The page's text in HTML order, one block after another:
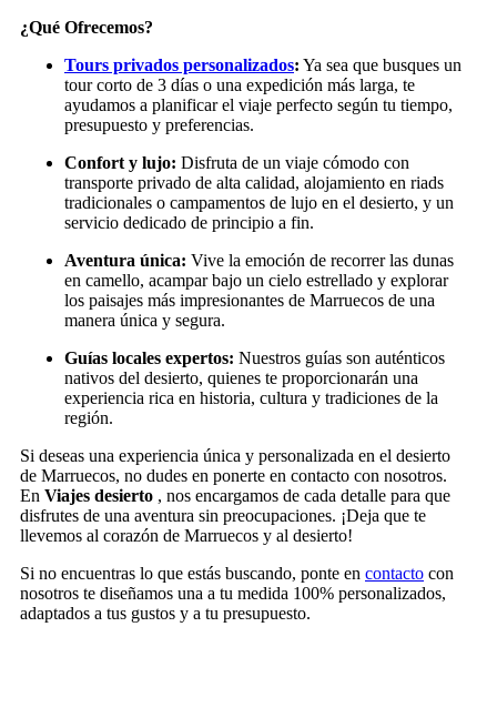
¿Qué Ofrecemos?
Tours privados personalizados: Ya sea que busques un
tour corto de 3 días o una expedición más larga, te
ayudamos a planificar el viaje perfecto según tu tiempo,
presupuesto y preferencias.
Confort y lujo: Disfruta de un viaje cómodo con
transporte privado de alta calidad, alojamiento en riads
tradicionales o campamentos de lujo en el desierto, y un
servicio dedicado de principio a fin.
Aventura única: Vive la emoción de recorrer las dunas
en camello, acampar bajo un cielo estrellado y explorar
los paisajes más impresionantes de Marruecos de una
manera única y segura.
Guías locales expertos: Nuestros guías son auténticos
nativos del desierto, quienes te proporcionarán una
experiencia rica en historia, cultura y tradiciones de la
región.
Si deseas una experiencia única y personalizada en el desierto
de Marruecos, no dudes en ponerte en contacto con nosotros.
En Viajes desierto , nos encargamos de cada detalle para que
disfrutes de una aventura sin preocupaciones. ¡Deja que te
llevemos al corazón de Marruecos y al desierto!
Si no encuentras lo que estás buscando, ponte en contacto con
nosotros te diseñamos una a tu medida 100% personalizados,
adaptados a tus gustos y a tu presupuesto.